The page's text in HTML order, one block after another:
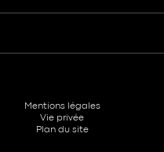
Mentions légales
Vie privée
Plan du site